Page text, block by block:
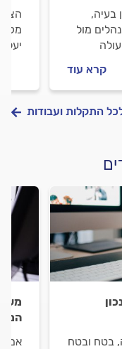
בעיה,
מול
קרא עוד
התקלות ועבודות
בטח ובטח
אם